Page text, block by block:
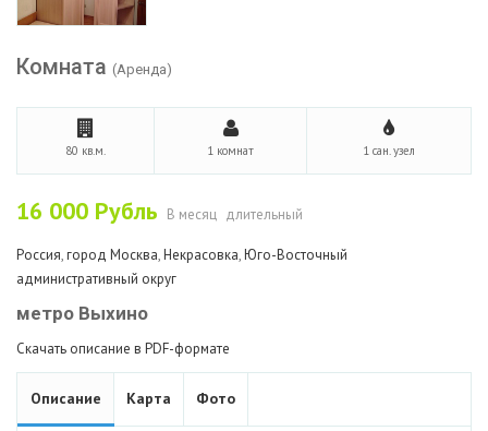
Комната (Аренда)
80 кв.м. 1 комнат 1 сан. узел
16 000 Рубль В месяц длительный
Россия,город Москва,Некрасовка,Юго-Восточный
административный округ
метро Выхино
Скачать описание в PDF-формате
Описание Карта Фото